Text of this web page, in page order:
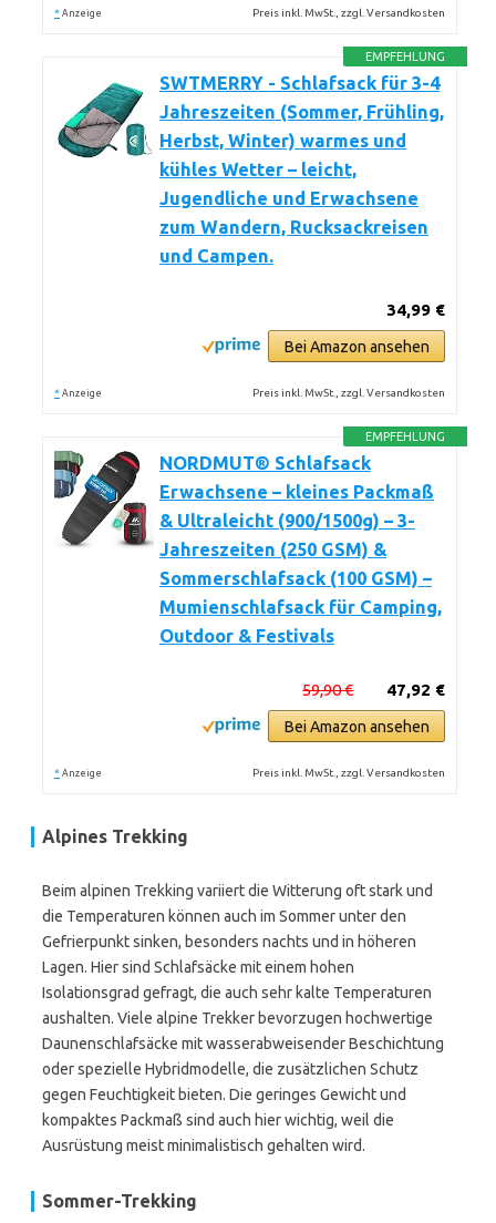
* Anzeige Preis inkl. MwSt., zzgl. Versandkosten
EMPFEHLUNG
SWTMERRY - Schlafsack für 3-4
Jahreszeiten (Sommer, Frühling,
Herbst, Winter) warmes und
kühles Wetter – leicht,
Jugendliche und Erwachsene
zum Wandern, Rucksackreisen
und Campen.
34,99 €
Bei Amazon ansehen
* Anzeige Preis inkl. MwSt., zzgl. Versandkosten
EMPFEHLUNG
NORDMUT® Schlafsack
Erwachsene – kleines Packmaß
& Ultraleicht (900/1500g) – 3-
Jahreszeiten (250 GSM) &
Sommerschlafsack (100 GSM) –
Mumienschlafsack für Camping,
Outdoor & Festivals
47,92 €
59,90 €
Bei Amazon ansehen
* Anzeige Preis inkl. MwSt., zzgl. Versandkosten
Alpines Trekking
Beim alpinen Trekking variiert die Witterung oft stark und
die Temperaturen können auch im Sommer unter den
Gefrierpunkt sinken, besonders nachts und in höheren
Lagen. Hier sind Schlafsäcke mit einem hohen
Isolationsgrad gefragt, die auch sehr kalte Temperaturen
aushalten. Viele alpine Trekker bevorzugen hochwertige
Daunenschlafsäcke mit wasserabweisender Beschichtung
oder spezielle Hybridmodelle, die zusätzlichen Schutz
gegen Feuchtigkeit bieten. Die geringes Gewicht und
kompaktes Packmaß sind auch hier wichtig, weil die
Ausrüstung meist minimalistisch gehalten wird.
Sommer-Trekking